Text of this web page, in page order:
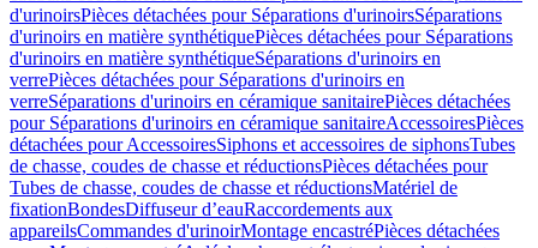
d'urinoirsPièces détachées pour Séparations d'urinoirsSéparations
d'urinoirs en matière synthétiquePièces détachées pour Séparations
d'urinoirs en matière synthétiqueSéparations d'urinoirs en
verrePièces détachées pour Séparations d'urinoirs en
verreSéparations d'urinoirs en céramique sanitairePièces détachées
pour Séparations d'urinoirs en céramique sanitaireAccessoiresPièces
détachées pour AccessoiresSiphons et accessoires de siphonsTubes
de chasse, coudes de chasse et réductionsPièces détachées pour
Tubes de chasse, coudes de chasse et réductionsMatériel de
fixationBondesDiffuseur d’eauRaccordements aux
appareilsCommandes d'urinoirMontage encastréPièces détachées